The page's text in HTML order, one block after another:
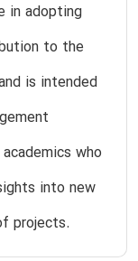
in adopting
to the
is intended
who
into new
projects.